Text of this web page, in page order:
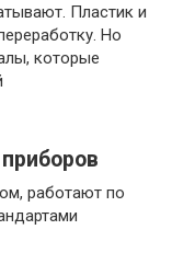
Пластик и
Но
которые
работают по